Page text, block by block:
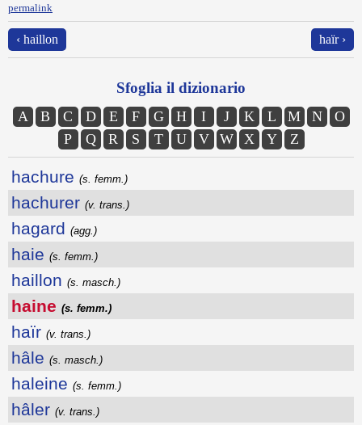
permalink
‹ haillon haïr ›
Sfoglia il dizionario
A B C D E F G H I J K L M N
O
P
Q R S T U V W X Y Z
hachure (s. femm.)
hachurer (v. trans.)
hagard (agg.)
haie (s. femm.)
haillon (s. masch.)
haine (s. femm.)
haïr (v. trans.)
hâle (s. masch.)
haleine (s. femm.)
hâler (v. trans.)